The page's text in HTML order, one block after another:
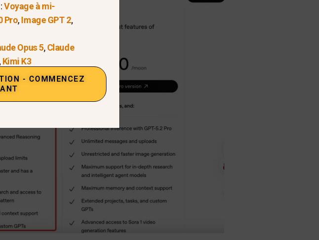
:Voyage à mi-
Pro,Image GPT 2,
Opus 5,Claude
,Kimi K3
- COMMENCEZ